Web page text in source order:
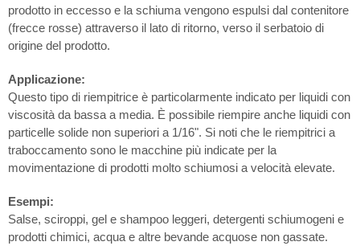
prodotto in eccesso e la schiuma vengono espulsi dal contenitore
(frecce rosse) attraverso il lato di ritorno, verso il serbatoio di
origine del prodotto.
Applicazione:
Questo tipo di riempitrice è particolarmente indicato per liquidi con
viscosità da bassa a media. È possibile riempire anche liquidi con
particelle solide non superiori a 1/16". Si noti che le riempitrici a
traboccamento sono le macchine più indicate per la
movimentazione di prodotti molto schiumosi a velocità elevate.
Esempi:
Salse, sciroppi, gel e shampoo leggeri, detergenti schiumogeni e
prodotti chimici, acqua e altre bevande acquose non gassate.